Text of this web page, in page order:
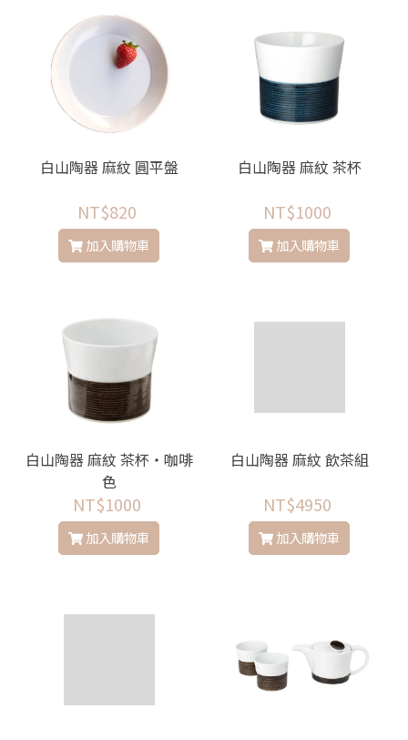
白山陶器 麻紋 圓平盤
NT$820
加入購物車
白山陶器 麻紋 茶杯
NT$1000
加入購物車
白山陶器 麻紋 茶杯・咖啡
色
NT$1000
加入購物車
白山陶器 麻紋 飲茶組
NT$4950
加入購物車